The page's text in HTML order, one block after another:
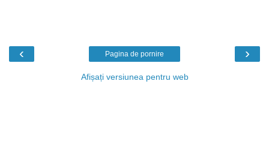
‹ ›
Pagina de pornire
Afișați versiunea pentru web